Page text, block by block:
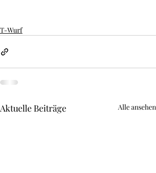
T-Wurf
Aktuelle Beiträge Alle ansehen